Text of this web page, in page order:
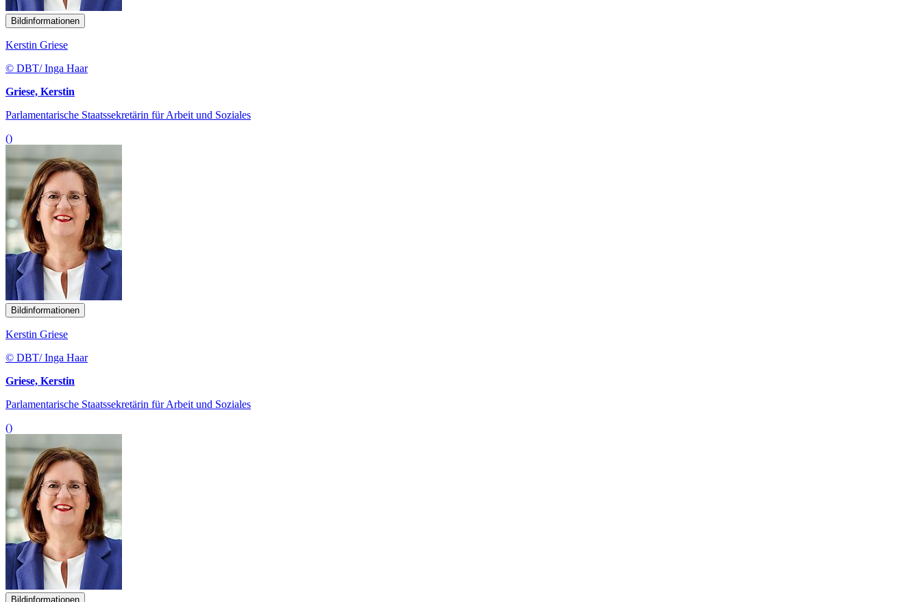
Bildinformationen
Kerstin Griese
© DBT/ Inga Haar
Griese, Kerstin
Parlamentarische Staatssekretärin für Arbeit und Soziales
()
Bildinformationen
Kerstin Griese
© DBT/ Inga Haar
Griese, Kerstin
Parlamentarische Staatssekretärin für Arbeit und Soziales
()
Bildinformationen